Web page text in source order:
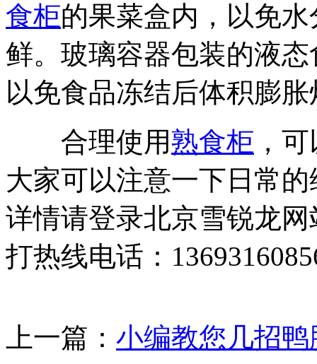
食柜的果菜盒内，以免
鲜。玻璃容器包装的液
以免食品冻结后体积膨
合理使用熟食柜 ，
大家可以注意一下日常
详情请登录北京雪锐龙
打热线电话：
上一篇： 小编教您几招